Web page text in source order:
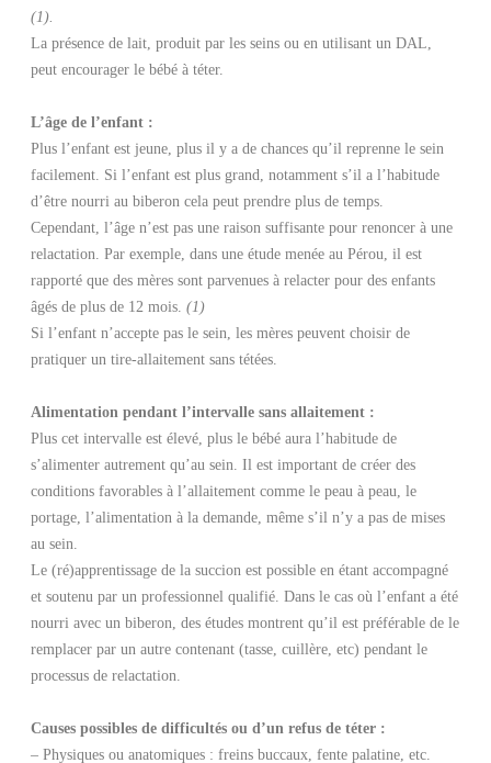
(1).
La présence de lait, produit par les seins ou en utilisant un DAL,
peut encourager le bébé à téter.
L’âge de l’enfant :
Plus l’enfant est jeune, plus il y a de chances qu’il reprenne le sein
facilement. Si l’enfant est plus grand, notamment s’il a l’habitude
d’être nourri au biberon cela peut prendre plus de temps.
Cependant, l’âge n’est pas une raison suffisante pour renoncer à une
relactation. Par exemple, dans une étude menée au Pérou, il est
rapporté que des mères sont parvenues à relacter pour des enfants
âgés de plus de 12 mois. (1)
Si l’enfant n’accepte pas le sein, les mères peuvent choisir de
pratiquer un tire-allaitement sans tétées.
Alimentation pendant l’intervalle sans allaitement :
Plus cet intervalle est élevé, plus le bébé aura l’habitude de
s’alimenter autrement qu’au sein. Il est important de créer des
conditions favorables à l’allaitement comme le peau à peau, le
portage, l’alimentation à la demande, même s’il n’y a pas de mises
au sein.
Le (ré)apprentissage de la succion est possible en étant accompagné
et soutenu par un professionnel qualifié. Dans le cas où l’enfant a été
nourri avec un biberon, des études montrent qu’il est préférable de le
remplacer par un autre contenant (tasse, cuillère, etc) pendant le
processus de relactation.
Causes possibles de difficultés ou d’un refus de téter :
– Physiques ou anatomiques : freins buccaux, fente palatine, etc.